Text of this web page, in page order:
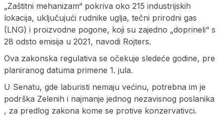
„Zaštitni mehanizam“ pokriva oko 215 industrijskih
lokacija, uključujući rudnike uglja, tečni prirodni gas
(LNG) i proizvodne pogone, koji su zajedno „doprineli“ s
28 odsto emisija u 2021, navodi Rojters.
Ova zakonska regulativa se očekuje sledeće godine, pre
planiranog datuma primene 1. jula.
U Senatu, gde laburisti nemaju većinu, potrebna im je
podrška Zelenih i najmanje jednog nezavisnog poslanika
, za predlog zakona kome se protive konzervativci.